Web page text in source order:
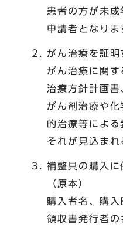
患者の方が未
申請者となりま
がん治療を証明
がん治療に関す
治療方針計画
がん剤治療や
的治療等によ
それが見込まれ
補整具の購入
（原本）
購入者名、購入
領収書発行者の